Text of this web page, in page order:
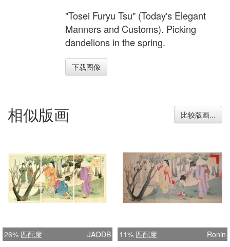
"Tosei Furyu Tsu" (Today's Elegant
Manners and Customs). Picking
dandelions in the spring.
下载图像
相似版画 比较版画...
26% 匹配度 JAODB 11% 匹配度 Ronin